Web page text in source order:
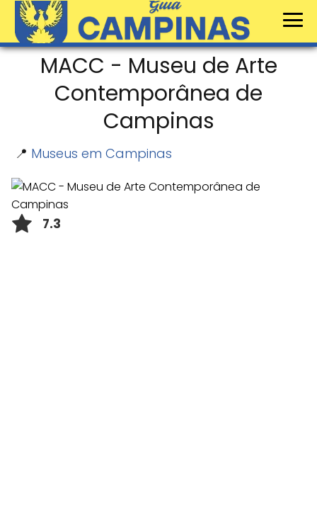
MACC - Museu de Arte
Contemporânea de
Campinas
📍 Museus em Campinas
7.3